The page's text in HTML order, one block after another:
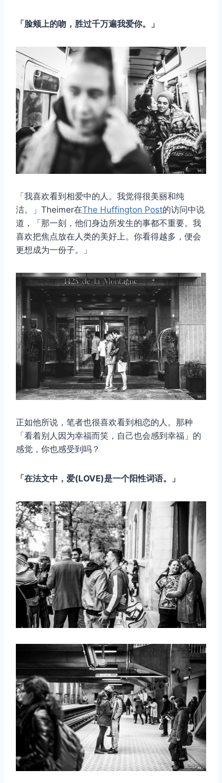
「脸颊上的吻，胜过千万遍我爱你。」
「我喜欢看到相爱中的人。我觉得很美丽和纯
洁。」Theimer在The Huffington Post的访问中说
道，「那一刻，他们身边所发生的事都不重要。我
喜欢把焦点放在人类的美好上。你看得越多，便会
更想成为一份子。」
正如他所说，笔者也很喜欢看到相恋的人。那种
「看着别人因为幸福而笑，自己也会感到幸福」的
感觉，你也感受到吗？
「在法文中，爱(LOVE)是一个阳性词语。」